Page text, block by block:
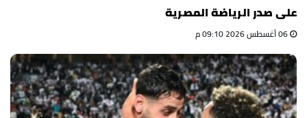
على صدر الرياضة المصرية